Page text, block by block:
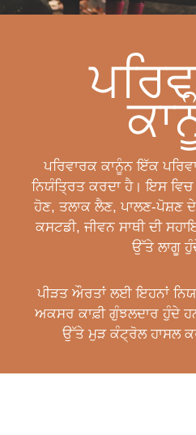
ਪਰਿਵਾਰਕ ਕਾਨੂੰਨ ਇੱਕ
ਨਿਯੰਤ੍ਰਿਤ ਕਰਦਾ ਹੈ। ਇਸ
ਹੋਣ, ਤਲਾਕ ਲੈਣ, ਪਾਲਣ-ਪੋਸ਼ਣ
ਕਸਟਡੀ, ਜੀਵਨ ਸਾਥੀ ਦੀ
ਉੱਤੇ ਲਾਗੂ
ਪੀੜਤ ਔਰਤਾਂ ਲਈ ਇਹਨਾਂ
ਅਕਸਰ ਕਾਫ਼ੀ ਗੁੰਝਲਦਾਰ ਹੁੰਦੇ
ਉੱਤੇ ਮੁੜ ਕੰਟ੍ਰੋਲ ਹਾਸਲ